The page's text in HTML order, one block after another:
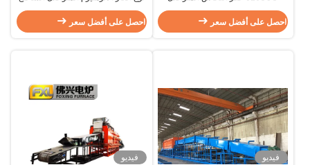
المشرق فرن التسخين الكهربائي 800
°C
احصل على أفضل سعر
فرن التسخين التسليح 380V 50Hz
احصل على أفضل سعر
فيديو
فيديو